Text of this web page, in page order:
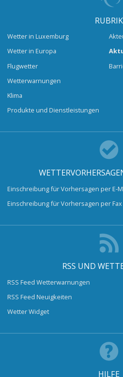
RUBRIK
Wetter in Luxemburg
Wetter in Europa
Flugwetter
Wetterwarnungen
Klima
Produkte und Dienstleistungen
Einschreibung für Vorhersagen per E-
Einschreibung für Vorhersagen per Fax
RSS UND
RSS Feed Wetterwarnungen
RSS Feed Neuigkeiten
Wetter Widget
HILFE